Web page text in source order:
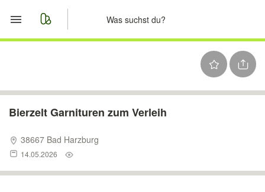
Nachrichten
Anzeige aufgeben
Bierzelt Garnituren zum Verleih
38667 Bad Harzburg
14.05.2026